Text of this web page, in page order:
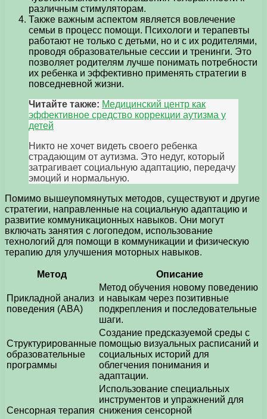
различным стимуляторам.
Также важным аспектом является вовлечение
семьи в процесс помощи. Психологи и терапевты
работают не только с детьми, но и с их родителями,
проводя образовательные сессии и тренинги. Это
позволяет родителям лучше понимать потребности
их ребенка и эффективно применять стратегии в
повседневной жизни.
Читайте также: Медицинский центр как
эффективное средство коррекции аутизма у
детей
Никто не хочет видеть своего ребенка
страдающим от аутизма. Это недуг, который
затрагивает социальную адаптацию, передачу
эмоций и нормальную.
Помимо вышеупомянутых методов, существуют и другие
стратегии, направленные на социальную адаптацию и
развитие коммуникационных навыков. Они могут
включать занятия с логопедом, использование
технологий для помощи в коммуникации и физическую
терапию для улучшения моторных навыков.
Метод Описание
Прикладной анализ
поведения (ABA)
Метод обучения новому поведению
и навыкам через позитивные
подкрепления и последовательные
шаги.
Структурированные
образовательные
программы
Создание предсказуемой среды с
помощью визуальных расписаний и
социальных историй для
облегчения понимания и
адаптации.
Сенсорная терапия
Использование специальных
инструментов и упражнений для
снижения сенсорной